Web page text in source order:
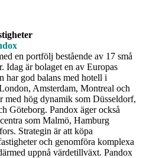
en portfölj bestående av 17 små
Idag är bolaget en av Europas
har god balans med hotell i
Amsterdam, Montreal och
med hög dynamik som Düsseldorf,
Göteborg. Pandox äger också
som Malmö, Hamburg
Strategin är att köpa
och genomföra komplexa
uppnå värdetillväxt. Pandox